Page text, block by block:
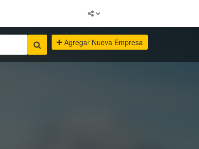
Agregar Nueva Empresa